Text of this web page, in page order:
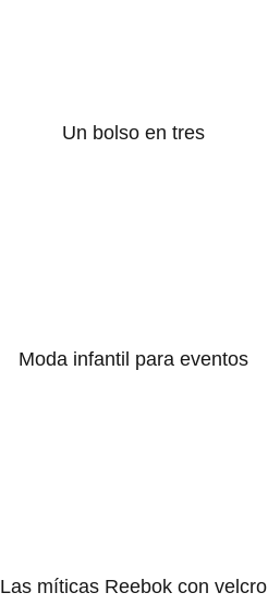
Un bolso en tres
Moda infantil para eventos
Las míticas Reebok con velcro